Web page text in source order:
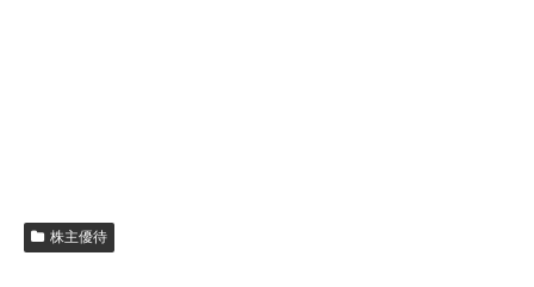
株主優待